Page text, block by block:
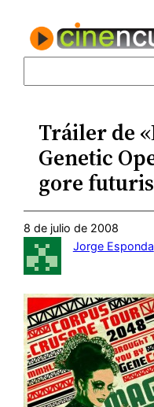
contenido
Tráiler de
Genetic
gore
8 de julio de 2008
Jorge Esponda